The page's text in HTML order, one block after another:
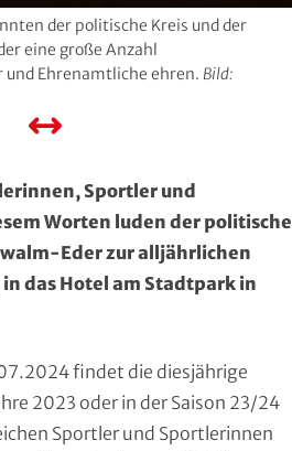
der politische Kreis und der
eine große Anzahl
Ehrenamtliche ehren. Bild:
Sportler und
Worten luden der politische
Eder zur alljährlichen
das Hotel am Stadtpark in
findet die diesjährige
2023 oder in der Saison 23/24
Sportler und Sportlerinnen